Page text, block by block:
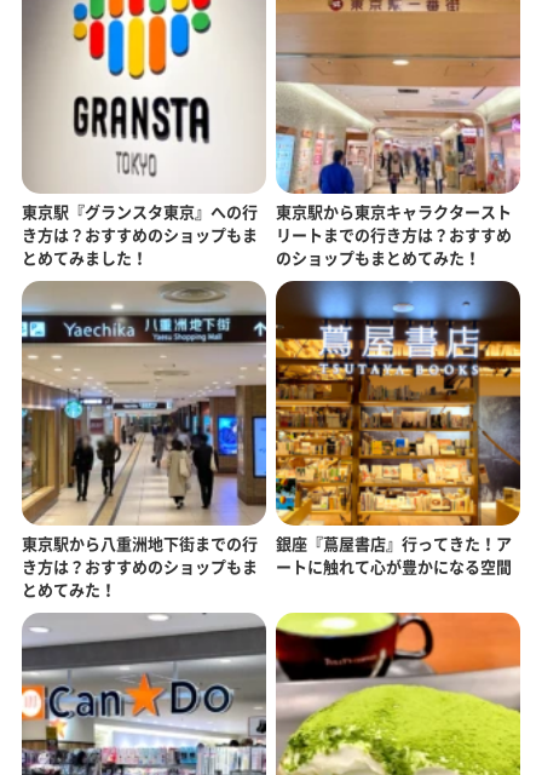
東京駅『グランスタ東京』への行
き方は？おすすめのショップもま
とめてみました！
東京駅から東京キャラクタースト
リートまでの行き方は？おすすめ
のショップもまとめてみた！
東京駅から八重洲地下街までの行
き方は？おすすめのショップもま
とめてみた！
銀座『蔦屋書店』行ってきた！ア
ートに触れて心が豊かになる空間